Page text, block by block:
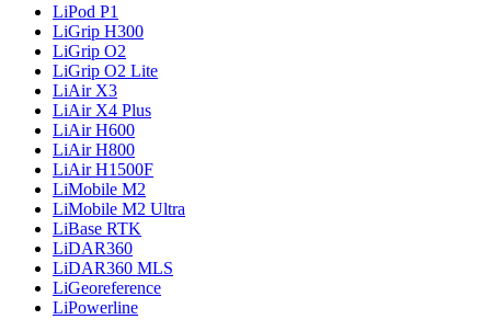
LiPod P1
LiGrip H300
LiGrip O2
LiGrip O2 Lite
LiAir X3
LiAir X4 Plus
LiAir H600
LiAir H800
LiAir H1500F
LiMobile M2
LiMobile M2 Ultra
LiBase RTK
LiDAR360
LiDAR360 MLS
LiGeoreference
LiPowerline